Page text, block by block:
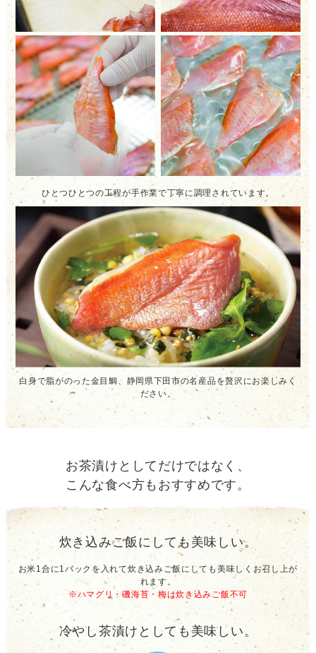
ひとつひとつの工程が手作業で丁寧に調理されています。
白身で脂がのった金目鯛、静岡県下田市の名産品を贅沢にお楽しみく
ださい。
お茶漬けとしてだけではなく、
こんな食べ方もおすすめです。
炊き込みご飯にしても美味しい。
お米1合に1パックを入れて炊き込みご飯にしても美味しくお召し上が
れます。
※ハマグリ・磯海苔・梅は炊き込みご飯不可
冷やし茶漬けとしても美味しい。